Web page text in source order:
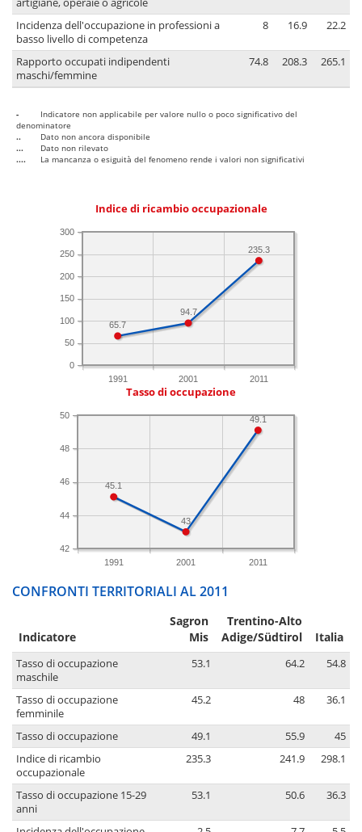
artigiane, operaie o agricole
Incidenza dell'occupazione in professioni a
basso livello di competenza
8 16.9 22.2
Rapporto occupati indipendenti
maschi/femmine
74.8 208.3 265.1
-
Indicatore non applicabile per valore nullo o poco significativo del
denominatore
..
Dato non ancora disponibile
...
Dato non rilevato
....
La mancanza o esiguità del fenomeno rende i valori non significativi
Indice di ricambio occupazionale
1991 2001 2011
0
50
100
150
200
250
300
235.3
94.7
65.7
Tasso di occupazione
1991 2001 2011
42
44
46
48
50 49.1
43
45.1
CONFRONTI TERRITORIALI AL 2011
Indicatore
Sagron
Mis
Trentino-Alto
Adige/Südtirol
Italia
Tasso di occupazione
maschile
53.1 64.2 54.8
Tasso di occupazione
femminile
45.2 48 36.1
Tasso di occupazione 49.1 55.9
45
Indice di ricambio
occupazionale
235.3 241.9 298.1
Tasso di occupazione 15-29
anni
53.1 50.6 36.3